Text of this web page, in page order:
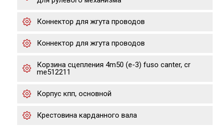
Коннектор для жгута проводов
Коннектор для жгута проводов
Корзина сцепления 4m50 (е-3) fuso canter, cr
me512211
Корпус кпп, основной
Крестовина карданного вала